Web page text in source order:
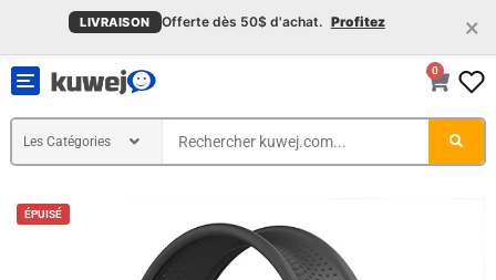
×
LIVRAISON Offerte dès 50$ d'achat. Profitez
Toggle
navigation
0
ÉPUISÉ
ÉPUISÉ
ÉPUISÉ
ÉPUISÉ